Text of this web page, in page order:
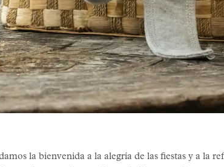
la bienvenida a la alegría de las fiestas y a la